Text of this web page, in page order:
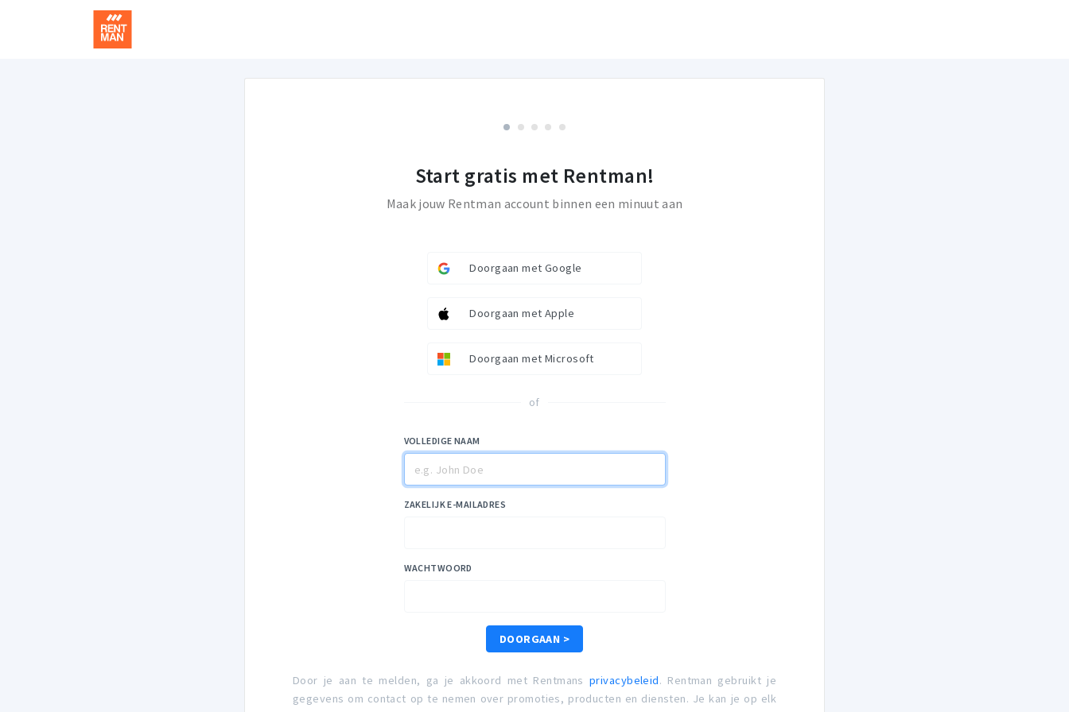
Start gratis met Rentman!
Maak jouw Rentman account binnen een minuut aan
Doorgaan met Google
Doorgaan met Apple
Doorgaan met Microsoft
of
VOLLEDIGE NAAM
ZAKELIJK E-MAILADRES
WACHTWOORD
DOORGAAN >
Door je aan te melden, ga je akkoord met Rentmansprivacybeleid. Rentman gebruikt je
gegevens om contact op te nemen over promoties, producten en diensten. Je kan je op elk